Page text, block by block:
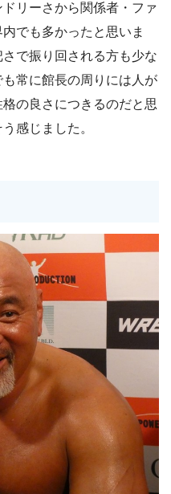
リーさから関係者・ファ
でも多かったと思いま
で振り回される方も少な
常に館長の周りには人が
の良さにつきるのだと思
感じました。